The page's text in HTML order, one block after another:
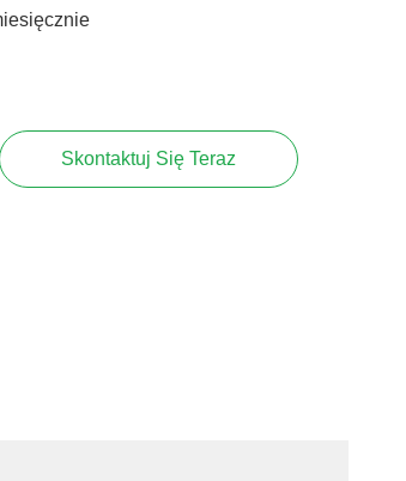
Skontaktuj Się Teraz